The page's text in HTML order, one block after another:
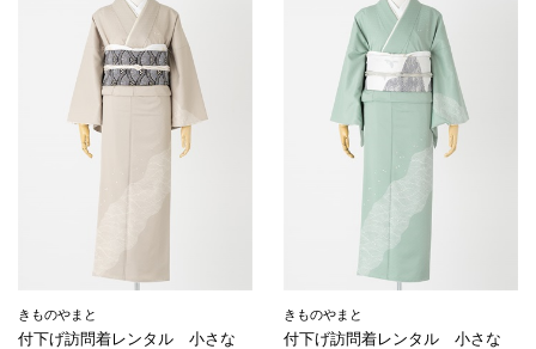
きものやまと
付下げ訪問着レンタル 小さな
きものやまと
付下げ訪問着レンタル 小さな